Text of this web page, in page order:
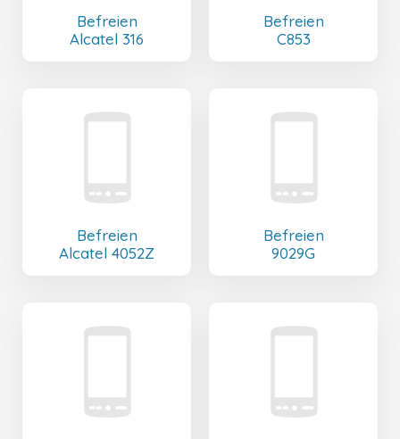
Befreien
Alcatel 316
Befreien
C853
Befreien
Alcatel 4052Z
Befreien
9029G